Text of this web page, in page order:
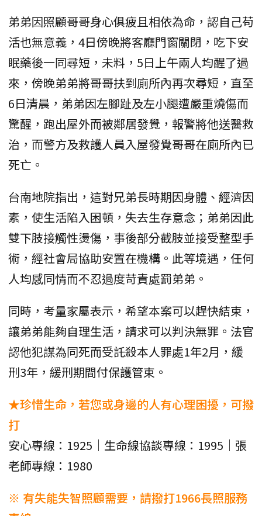
弟弟因照顧哥哥身心俱疲且相依為命，認自己苟
活也無意義，4日傍晚將客廳門窗關閉，吃下安
眠藥後一同尋短，未料，5日上午兩人均醒了過
來，傍晚弟弟將哥哥扶到廁所內再次尋短，直至
6日清晨，弟弟因左腳趾及左小腿遭嚴重燒傷而
驚醒，跑出屋外而被鄰居發覺，報警將他送醫救
治，而警方及救護人員入屋發覺哥哥在廁所內已
死亡。
台南地院指出，這對兄弟長時期因身體、經濟因
素，使生活陷入困頓，失去生存意念；弟弟因此
雙下肢接觸性燙傷，事後部分截肢並接受整型手
術，經社會局協助安置在機構。此等境遇，任何
人均感同情而不忍過度苛責處罰弟弟。
同時，考量家屬表示，希望本案可以趕快結束，
讓弟弟能夠自理生活，請求可以判決無罪。法官
認他犯謀為同死而受託殺本人罪處1年2月，緩
刑3年，緩刑期間付保護管束。
★珍惜生命，若您或身邊的人有心理困擾，可撥
打
安心專線：1925｜生命線協談專線：1995｜張
老師專線：1980
※ 有失能失智照顧需要，請撥打1966長照服務